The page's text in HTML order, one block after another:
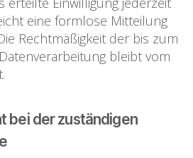
eine formlose Mitteilung
Rechtmäßigkeit der bis zum
bleibt vom
bei der zuständigen